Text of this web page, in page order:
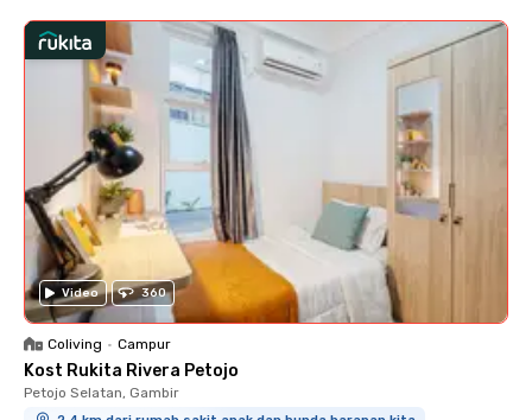
Video 360
Coliving • Campur
Kost Rukita Rivera Petojo
Petojo Selatan, Gambir